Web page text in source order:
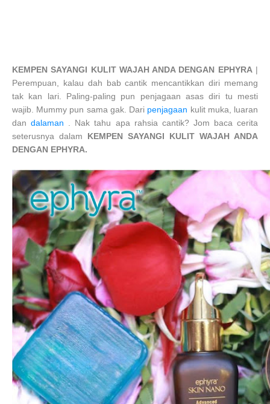
KEMPEN SAYANGI KULIT WAJAH ANDA DENGAN EPHYRA|
Perempuan, kalau dah bab cantik mencantikkan diri memang
tak kan lari. Paling-paling pun penjagaan asas diri tu mesti
wajib. Mummy pun sama gak. Dari penjagaan kulit muka, luaran
dandalaman . Nak tahu apa rahsia cantik? Jom baca cerita
seterusnya dalam KEMPEN SAYANGI KULIT WAJAH ANDA
DENGAN EPHYRA.